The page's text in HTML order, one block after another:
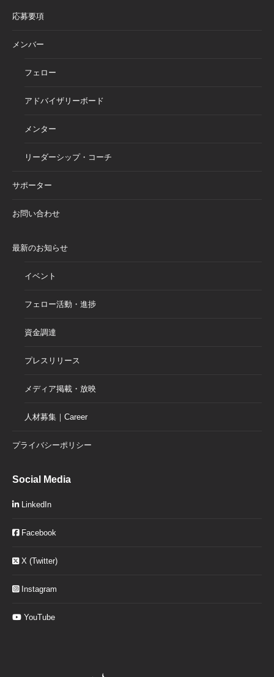
応募要項
メンバー
フェロー
アドバイザリーボード
メンター
リーダーシップ・コーチ
サポーター
お問い合わせ
最新のお知らせ
イベント
フェロー活動・進捗
資金調達
プレスリリース
メディア掲載・放映
人材募集｜Career
プライバシーポリシー
Social Media
LinkedIn
Facebook
X (Twitter)
Instagram
YouTube